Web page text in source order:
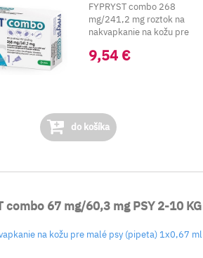
FYPRYST combo 268
mg/241,2 mg roztok na
nakvapkanie na kožu pre
9,54 €
do košíka
combo 67 mg/60,3 mg PSY 2-10 KG
na kožu pre malé psy (pipeta) 1x0,67 ml